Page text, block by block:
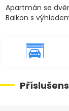
Apartmán se
Balkon s